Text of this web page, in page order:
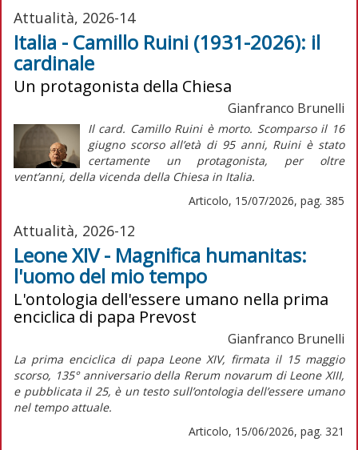
Attualità, 2026-14
Italia - Camillo Ruini (1931-2026): il
cardinale
Un protagonista della Chiesa
Gianfranco Brunelli
Il card. Camillo Ruini è morto. Scomparso il 16
giugno scorso all’età di 95 anni, Ruini è stato
certamente un protagonista, per oltre
vent’anni, della vicenda della Chiesa in Italia.
Articolo, 15/07/2026, pag. 385
Attualità, 2026-12
Leone XIV - Magnifica humanitas:
l'uomo del mio tempo
L'ontologia dell'essere umano nella prima
enciclica di papa Prevost
Gianfranco Brunelli
La prima enciclica di papa Leone XIV, firmata il 15 maggio
scorso, 135° anniversario della Rerum novarumdi Leone XIII,
e pubblicata il 25, è un testo sull’ontologia dell’essere umano
nel tempo attuale.
Articolo, 15/06/2026, pag. 321